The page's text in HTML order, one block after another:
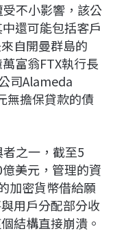
不小影響，該公
還可能包括客戶
自開曼群島的
富翁FTX執行長
司Alameda
無擔保貸款的債
之一，截至5
美元，管理的資
加密貨幣借給願
用戶分配部分收
結構直接崩潰。